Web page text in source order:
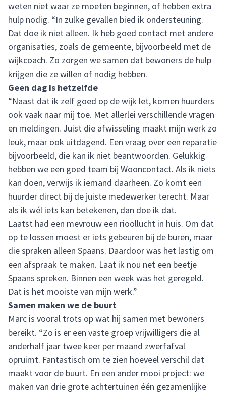
weten niet waar ze moeten beginnen, of hebben extra
hulp nodig. “In zulke gevallen bied ik ondersteuning.
Dat doe ik niet alleen. Ik heb goed contact met andere
organisaties, zoals de gemeente, bijvoorbeeld met de
wijkcoach. Zo zorgen we samen dat bewoners de hulp
krijgen die ze willen of nodig hebben.
Geen dag is hetzelfde
“Naast dat ik zelf goed op de wijk let, komen huurders
ook vaak naar mij toe. Met allerlei verschillende vragen
en meldingen. Juist die afwisseling maakt mijn werk zo
leuk, maar ook uitdagend. Een vraag over een reparatie
bijvoorbeeld, die kan ik niet beantwoorden. Gelukkig
hebben we een goed team bij Wooncontact. Als ik niets
kan doen, verwijs ik iemand daarheen. Zo komt een
huurder direct bij de juiste medewerker terecht. Maar
als ik wél iets kan betekenen, dan doe ik dat.
Laatst had een mevrouw een rioollucht in huis. Om dat
op te lossen moest er iets gebeuren bij de buren, maar
die spraken alleen Spaans. Daardoor was het lastig om
een afspraak te maken. Laat ik nou net een beetje
Spaans spreken. Binnen een week was het geregeld.
Dat is het mooiste van mijn werk.”
Samen maken we de buurt
Marc is vooral trots op wat hij samen met bewoners
bereikt. “Zo is er een vaste groep vrijwilligers die al
anderhalf jaar twee keer per maand zwerfafval
opruimt. Fantastisch om te zien hoeveel verschil dat
maakt voor de buurt. En een ander mooi project: we
maken van drie grote achtertuinen één gezamenlijke